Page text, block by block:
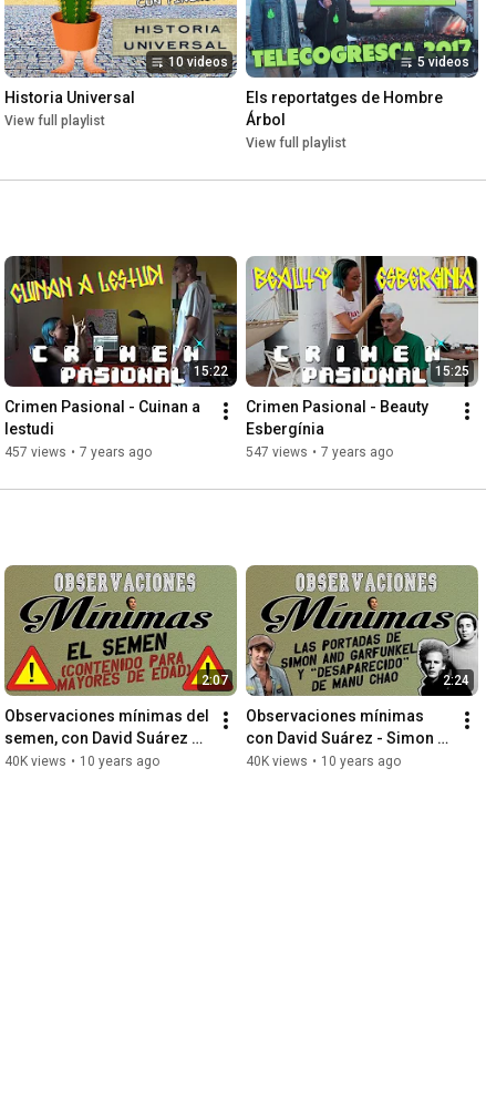
10 videos
Historia Universal
View full playlist
5 videos
Els reportatges de Hombre
Árbol
View full playlist
15:22
Crimen Pasional - Cuinan a
lestudi
457 views • 7 years ago
15:25
Crimen Pasional - Beauty
Esbergínia
547 views • 7 years ago
2:07
Observaciones mínimas del
semen, con David Suárez
(CONTENIDO PARA
40K views • 10 years ago
2:24
Observaciones mínimas
con David Suárez - Simon
and Garfunkel y Manu Chao
40K views • 10 years ago